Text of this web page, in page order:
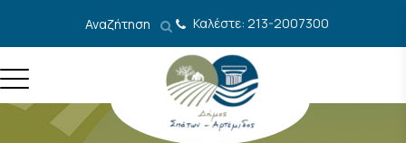
Αναζήτηση Καλέστε: 213-2007300